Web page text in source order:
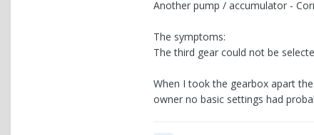
Another pump / accumulator -
The symptoms:
The third gear could not be
When I took the gearbox apart
owner no basic settings had